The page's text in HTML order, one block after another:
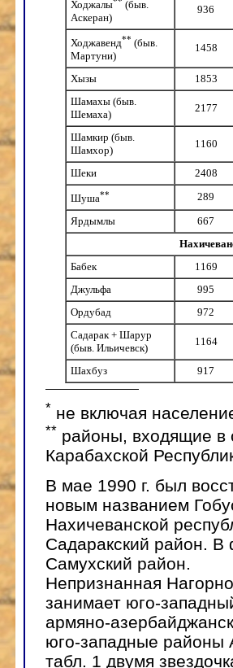
Ходжалы
(быв.
Аскеран)
936
Ходжавенд** (быв.
Мартуни)
1458
Хызы
1853
Шамахы (быв.
Шемаха)
2177
Шамкир (быв.
Шамхор)
1160
Шеки 2408
Шуша**
289
Ярдымлы
667
Бабек
1169
Джульфа
995
Ордубад
972
Садарак + Шарур
(быв. Ильичевск)
1164
Шахбуз 917
* не включая
** районы, входящие в
Карабахской
В мае 1990 г. был
новым названием
Нахичеванской
Садаракский район. В
Самухский район.
Непризнанная
занимает юго-
армяно-
юго-западные районы
табл. 1 двумя